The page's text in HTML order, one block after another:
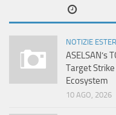
NOTIZIE
ASELSAN’s
Target
Ecosystem
10 AGO, 2026